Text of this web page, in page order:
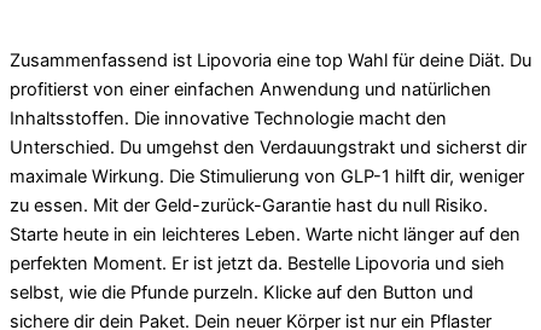
Zusammenfassend ist Lipovoria eine top Wahl für deine Diät. Du
profitierst von einer einfachen Anwendung und natürlichen
Inhaltsstoffen. Die innovative Technologie macht den
Unterschied. Du umgehst den Verdauungstrakt und sicherst dir
maximale Wirkung. Die Stimulierung von GLP-1 hilft dir, weniger
zu essen. Mit der Geld-zurück-Garantie hast du null Risiko.
Starte heute in ein leichteres Leben. Warte nicht länger auf den
perfekten Moment. Er ist jetzt da. Bestelle Lipovoria und sieh
selbst, wie die Pfunde purzeln. Klicke auf den Button und
sichere dir dein Paket. Dein neuer Körper ist nur ein Pflaster